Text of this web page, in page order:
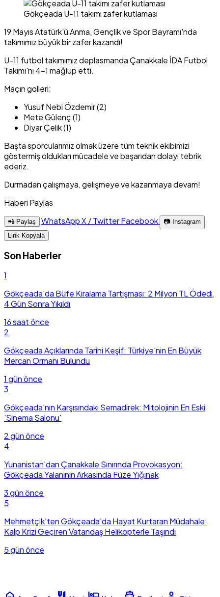
Gökçeada U-11 takımı zafer kutlaması
19 Mayıs Atatürk'ü Anma, Gençlik ve Spor Bayramı'nda
takımımız büyük bir zafer kazandı!
U-11 futbol takımımız deplasmanda Çanakkale İDA Futbol
Takımı'nı 4-1 mağlup etti.
Maçın golleri:
Yusuf Nebi Özdemir (2)
Mete Gülenç (1)
Diyar Çelik (1)
Başta sporcularımız olmak üzere tüm teknik ekibimizi
göstermiş oldukları mücadele ve başarıdan dolayı tebrik
ederiz.
Durmadan çalışmaya, gelişmeye ve kazanmaya devam!
Haberi Paylas
📲 Paylaş WhatsAppX / TwitterFacebook
📷 Instagram
Link Kopyala
Son Haberler
1
Gökçeada'da Büfe Kiralama Tartışması: 2 Milyon TL Ödedi,
4 Gün Sonra Yıkıldı
16 saat önce
2
Gökçeada Açıklarında Tarihi Keşif: Türkiye'nin En Büyük
Mercan Ormanı Bulundu
1 gün önce
3
Gökçeada'nın Karşısındaki Semadirek: Mitolojinin En Eski
'Sinema Salonu'
2 gün önce
4
Yunanistan'dan Çanakkale Sınırında Provokasyon:
Gökçeada Yalanının Arkasında Füze Yığınak
3 gün önce
5
Mehmetçik'ten Gökçeada'da Hayat Kurtaran Müdahale:
Kalp Krizi Geçiren Vatandaş Helikopterle Taşındı
5 gün önce